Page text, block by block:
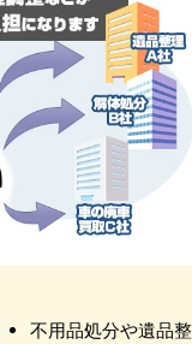
不用品処分や遺品